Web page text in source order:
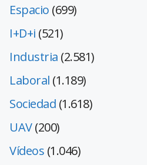
Espacio (699)
I+D+i (521)
Industria (2.581)
Laboral (1.189)
Sociedad (1.618)
UAV(200)
Vídeos (1.046)